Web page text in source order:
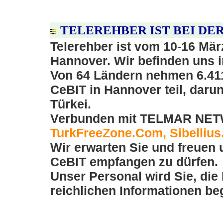
TELEREHBER IST BEI
Telerehber ist vom 10-16
Hannover. Wir befinden uns
Von 64 Ländern nehmen
CeBIT in Hannover teil,
Türkei.
Verbunden mit TELMAR
TurkFreeZone.Com,
Wir erwarten Sie und freuen
CeBIT empfangen zu dürfen.
Unser Personal wird Sie,
reichlichen Informationen